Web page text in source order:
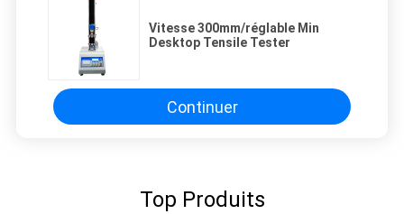
Vitesse 300mm/réglable Min
Desktop Tensile Tester
Continuer
Top Produits